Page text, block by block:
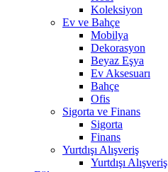
Koleksiyon
Ev ve Bahçe
Mobilya
Dekorasyon
Beyaz Eşya
Ev Aksesuarı
Bahçe
Ofis
Sigorta ve Finans
Sigorta
Finans
Yurtdışı Alışveriş
Yurtdışı Alışveriş